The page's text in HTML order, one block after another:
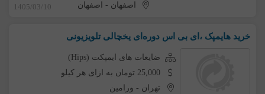
اصفهان - اصفهان 1405/03/10
خرید هایمپک ،ای بی اس دوره‌ای یخچالی تلویزیونی
ضایعات های ایمپکت (Hips)
25,000 تومان به ازای هر کیلو
تهران - ورامین